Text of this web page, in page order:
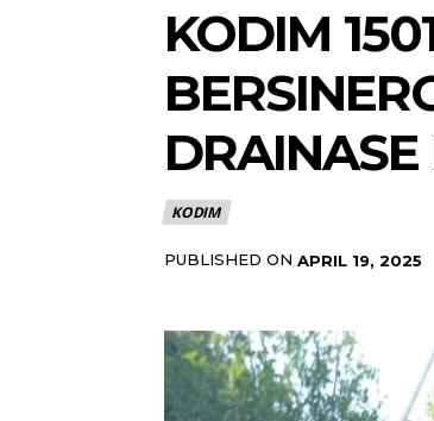
KODIM
KODIM
PUBLISHED ON APRIL 19, 2025